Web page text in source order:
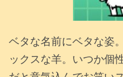
ベタな名前にベタな姿
ックスな羊。いつか個